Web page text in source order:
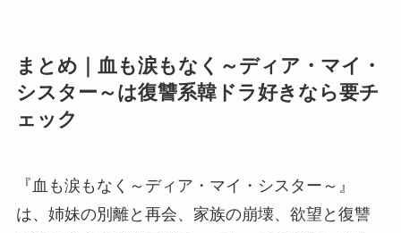
まとめ｜血も涙もなく～ディア・マイ・
シスター～は復讐系韓ドラ好きなら要チ
ェック
『血も涙もなく～ディア・マイ・シスター～』
は、姉妹の別離と再会、家族の崩壊、欲望と復讐